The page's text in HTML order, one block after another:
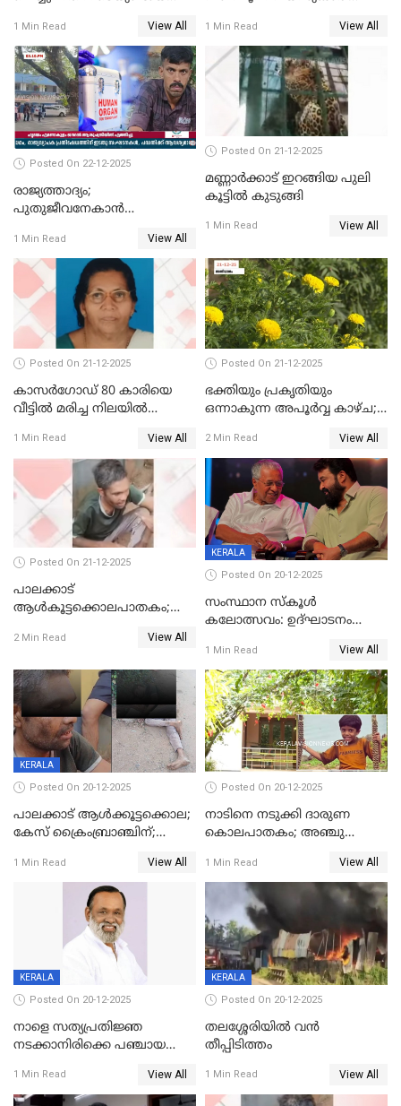
ദാരുണാന്ത്യം; ജീപ്സി
ഓടിച്ചയാൾ അറസ്റ്റിൽ.
1 Min Read View All 1 Min Read View All
Posted On 22-12-2025
രാജ്യത്താദ്യം;
പുതുജീവനേകാൻ
എറണാകുളം സർക്കാർ
ജനറൽ
ആശുപത്രിയിലെത്തിച്ചു
1 Min Read View All
Posted On 21-12-2025
മണ്ണാർക്കാട് ഇറങ്ങിയ പുലി
കൂട്ടിൽ കുടുങ്ങി
1 Min Read View All
Posted On 21-12-2025
കാസർഗോഡ് 80 കാരിയെ
വീട്ടിൽ മരിച്ച നിലയിൽ
1 Min Read View All
Posted On 21-12-2025
ഭക്തിയും പ്രകൃതിയും
ഒന്നാകുന്ന അപൂര്‍വ്വ കാഴ്ച;
കാഴ്ചാനുഭവമൊരുക്കി
ശബരീ നന്ദനം
2 Min Read View All
Posted On 21-12-2025
പാലക്കാട്‌
ആൾകൂട്ടക്കൊലപാതകം;
ഊർജ്ജിതമാക്കിമാക്കി
2 Min Read View All
KERALA
Posted On 20-12-2025
സംസ്ഥാന സ്കൂൾ
കലോത്സവം: ഉദ്ഘാടനം
മുഖ്യാതിഥിയായി
മോഹൻലാൽ
1 Min Read View All
KERALA
Posted On 20-12-2025
പാലക്കാട് ആൾക്കൂട്ടക്കൊല;
കേസ് ക്രൈംബ്രാഞ്ചിന്;
അന്വേഷിക്കും
1 Min Read View All
Posted On 20-12-2025
നാടിനെ നടുക്കി ദാരുണ
കൊലപാതകം; അഞ്ചു
കഴുത്തുഞെരിച്ച് കൊന്നു
1 Min Read View All
KERALA
Posted On 20-12-2025
നാളെ സത്യപ്രതിജ്ഞ
നടക്കാനിരിക്കെ പഞ്ചായത്ത്
1 Min Read View All
KERALA
Posted On 20-12-2025
തലശ്ശേരിയിൽ വൻ
തീപ്പിടിത്തം
1 Min Read View All